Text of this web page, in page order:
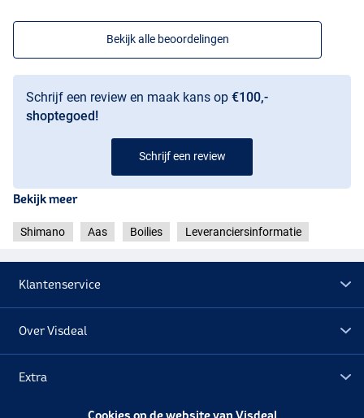
Bekijk alle beoordelingen
Schrijf een review en maak kans op €100,-
shoptegoed!
Schrijf een review
Bekijk meer
Shimano Aas Boilies Leveranciersinformatie
Klantenservice
Over Visdeal
Extra
Cookies op de website van Visdeal